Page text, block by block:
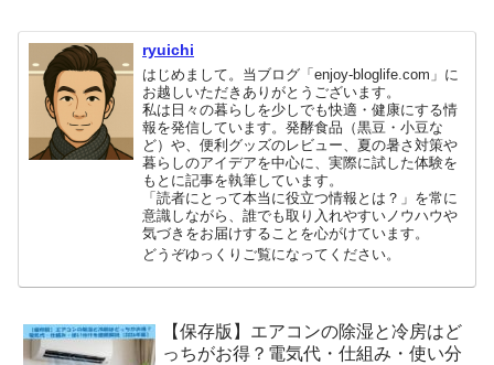
ryuichi
はじめまして。当ブログ「enjoy-bloglife.com」に
お越しいただきありがとうございます。
私は日々の暮らしを少しでも快適・健康にする情
報を発信しています。発酵食品（黒豆・小豆な
ど）や、便利グッズのレビュー、夏の暑さ対策や
暮らしのアイデアを中心に、実際に試した体験を
もとに記事を執筆しています。
「読者にとって本当に役立つ情報とは？」を常に
意識しながら、誰でも取り入れやすいノウハウや
気づきをお届けすることを心がけています。
どうぞゆっくりご覧になってください。
【保存版】エアコンの除湿と冷房はど
っちがお得？電気代・仕組み・使い分